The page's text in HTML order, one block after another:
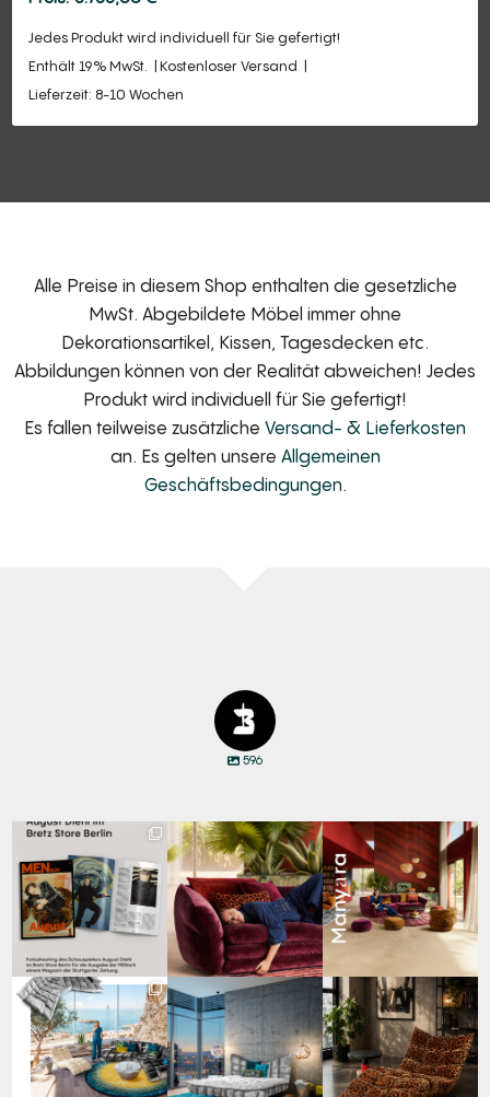
Jedes Produkt wird individuell für Sie gefertigt!
Enthält 19% MwSt.
Kostenloser Versand
Lieferzeit: 8-10 Wochen
Alle Preise in diesem Shop enthalten die gesetzliche
MwSt. Abgebildete Möbel immer ohne
Dekorationsartikel, Kissen, Tagesdecken etc.
Abbildungen können von der Realität abweichen! Jedes
Produkt wird individuell für Sie gefertigt!
Es fallen teilweise zusätzliche Versand- & Lieferkosten
an. Es gelten unsere Allgemeinen
Geschäftsbedingungen.
596
Zwischen Charakter
und Design:
Schauspieler August...
20 4
Den Kopf anlehnen. Die
Gedanken auf Reisen...
65 1
Manyara. Inspiriert von
der Weite Afrikas....
59 2
Für jeden Lieblingsplatz
die passende Cloud.
☁️...
62 1
Cloud 7 – nicht nur zum
Sitzen, sondern auch
zum...
147 3
A bold statement. A
quiet retreat.
Mit unserem...
204 4